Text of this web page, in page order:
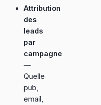
Attribution
des
leads
par
campagne
—
Quelle
pub,
email,